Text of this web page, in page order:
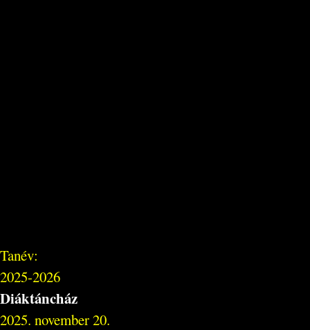
Tanév:
2025-2026
Diáktáncház
2025. november 20.